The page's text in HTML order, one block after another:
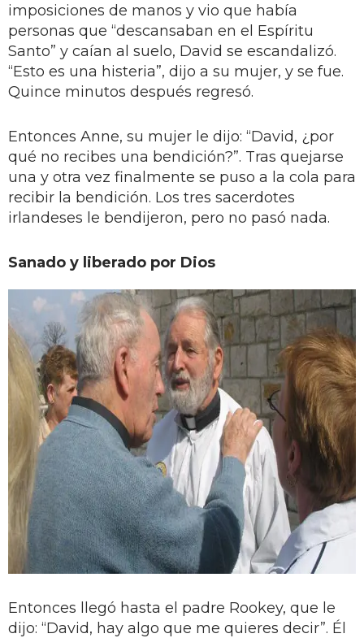
imposiciones de manos y vio que había
personas que “descansaban en el Espíritu
Santo” y caían al suelo, David se escandalizó.
“Esto es una histeria”, dijo a su mujer, y se fue.
Quince minutos después regresó.
Entonces Anne, su mujer le dijo: “David, ¿por
qué no recibes una bendición?”. Tras quejarse
una y otra vez finalmente se puso a la cola para
recibir la bendición. Los tres sacerdotes
irlandeses le bendijeron, pero no pasó nada.
Sanado y liberado por Dios
Entonces llegó hasta el padre Rookey, que le
dijo: “David, hay algo que me quieres decir”. Él